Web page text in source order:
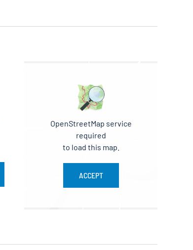
OpenStreetMap service
required
to load this map.
ACCEPT